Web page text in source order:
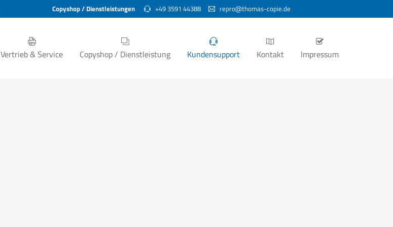
Copyshop / Dienstleistungen +49 3591 44388 repro@thomas-copie.de
Vertrieb & Service Copyshop / Dienstleistung Kundensupport Kontakt Impressum